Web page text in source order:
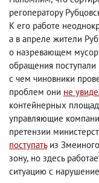
регоператору
К его работе
а в апреле жители
о назревающем
обращения поступали
с чем чиновники
проблем они не
контейнерных
управляющие
претензии
поступатьиз
зону, но здесь
ситуацию с